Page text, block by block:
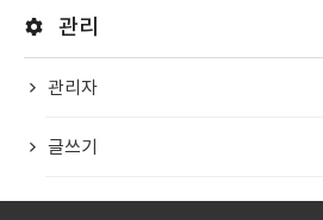
관리
관리자
글쓰기